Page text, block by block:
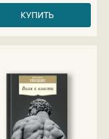
КУПИТЬ